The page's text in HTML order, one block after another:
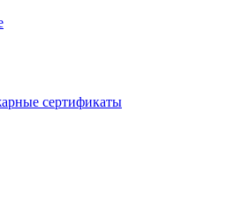
сертификаты